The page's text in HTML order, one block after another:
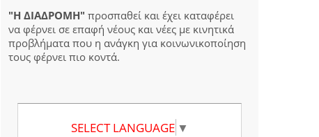
"Η ΔΙΑΔΡΟΜΗ" προσπαθεί και έχει καταφέρει
να φέρνει σε επαφή νέους και νέες με κινητικά
προβλήματα που η ανάγκη για κοινωνικοποίηση
τους φέρνει πιο κοντά.
SELECT LANGUAGE ▼